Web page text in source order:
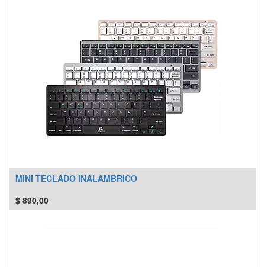
MINI TECLADO INALAMBRICO
$ 890,00